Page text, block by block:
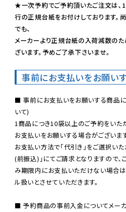
★一次予約でご予約頂いたご注文は、
行の正規台紙をお付けしております。
でも、
メーカーより正規台紙の入荷減数の
ざいます。予めご了承下さいませ。
事前にお支払いをお願い
■ 事前にお支払いをお願いする商品
いて)
1商品につき10袋以上のご予約をいた
お支払いをお願いする場合がございま
お支払い方法で「代引き」をご選択い
(前振込)」にてご請求となりますので、
み期限内にお支払いただけない場合
ル扱いとさせていただきます。
■ 予約商品の事前入金についてメー